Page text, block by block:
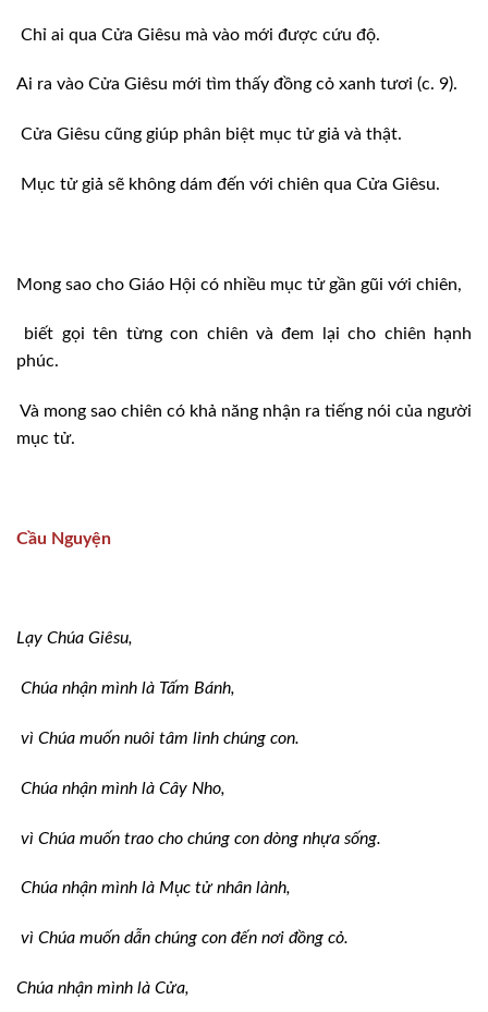
Chỉ ai qua Cửa Giêsu mà vào mới được cứu độ.
Ai ra vào Cửa Giêsu mới tìm thấy đồng cỏ xanh tươi (c. 9).
Cửa Giêsu cũng giúp phân biệt mục tử giả và thật.
Mục tử giả sẽ không dám đến với chiên qua Cửa Giêsu.
Mong sao cho Giáo Hội có nhiều mục tử gần gũi với chiên,
biết gọi tên từng con chiên và đem lại cho chiên hạnh
phúc.
Và mong sao chiên có khả năng nhận ra tiếng nói của người
mục tử.
Cầu Nguyện
Lạy Chúa Giêsu,
Chúa nhận mình là Tấm Bánh,
vì Chúa muốn nuôi tâm linh chúng con.
Chúa nhận mình là Cây Nho,
vì Chúa muốn trao cho chúng con dòng nhựa sống.
Chúa nhận mình là Mục tử nhân lành,
vì Chúa muốn dẫn chúng con đến nơi đồng cỏ.
Chúa nhận mình là Cửa,